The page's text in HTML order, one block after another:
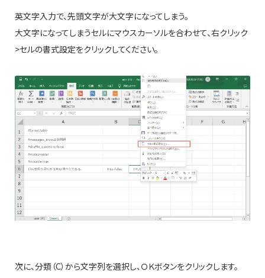
英文字入力で、先頭文字が大文字になってしまう。
大文字になってしまうセルにマウスカーソルを合わせて、右クリック
>セルの書式設定をクリックしてください。
次に、分類（C）から文字列を選択し、ＯＫボタンをクリックします。